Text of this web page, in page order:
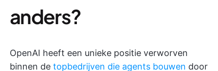
anders?
OpenAI heeft een unieke positie verworven
binnen de topbedrijven die agents bouwen door